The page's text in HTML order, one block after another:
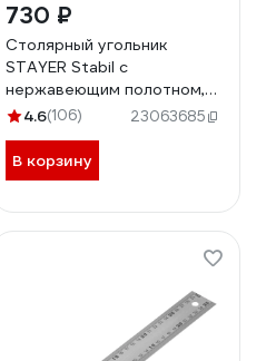
730 ₽
Cтолярный угольник
STAYER Stabil с
нержавеющим полотном,
500 мм 3431-50
4.6(106) 23063685
В корзину